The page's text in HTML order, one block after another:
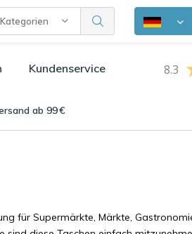
Kundenservice 8.3
ab 99 €
für Supermärkte, Märkte,